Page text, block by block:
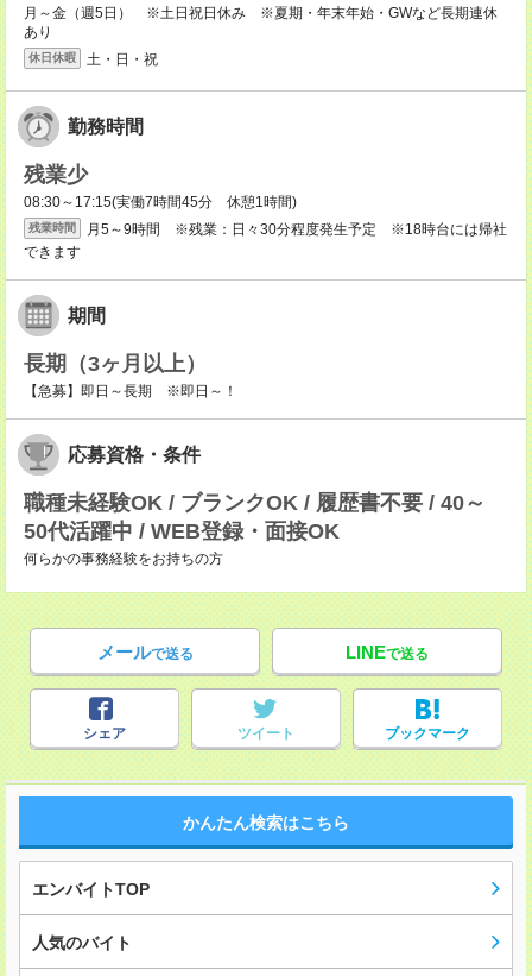
月～金（週5日） ※土日祝日休み ※夏期・年末年始・GWなど長期連休
あり
休日休暇 土・日・祝
勤務時間
残業少
08:30～17:15(実働7時間45分 休憩1時間)
残業時間
月5～9時間 ※残業：日々30分程度発生予定 ※18時台には帰社
できます
期間
長期（3ヶ月以上）
【急募】即日～長期 ※即日～！
応募資格・条件
職種未経験OK / ブランクOK / 履歴書不要 / 40～
50代活躍中 / WEB登録・面接OK
何らかの事務経験をお持ちの方
メールで送る LINEで送る
シェア ツイート ブックマーク
かんたん検索はこちら
エンバイトTOP
人気のバイト